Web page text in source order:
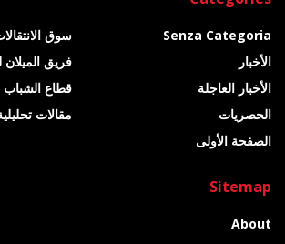
Senza Categoria
الأخبار
الأخبار العاجلة
الحصريات
الصفحة الأولى
سوق
فريق
قطاع الشباب
مقالات
Sitemap
About